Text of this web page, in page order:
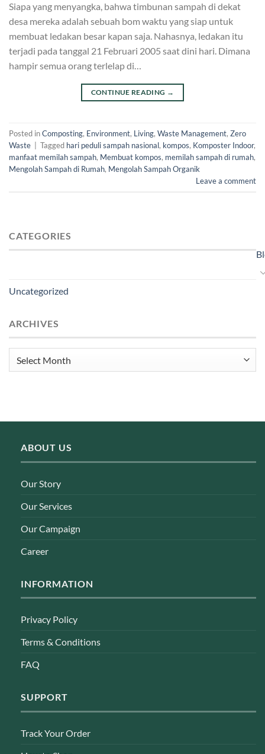
Siapa yang menyangka, bahwa timbunan sampah di dekat
desa mereka adalah sebuah bom waktu yang siap untuk
membuat ledakan besar kapan saja. Nahasnya, ledakan itu
terjadi pada tanggal 21 Februari 2005 saat dini hari. Dimana
hampir semua orang terlelap di…
CONTINUE READING →
Posted inComposting, Environment, Living, Waste Management, Zero
Waste
Tagged hari peduli sampah nasional, kompos, Komposter Indoor,
manfaat memilah sampah, Membuat kompos, memilah sampah di rumah,
Mengolah Sampah di Rumah, Mengolah Sampah Organik
Leave a comment
CATEGORIES
Uncategorized
ARCHIVES
Archives
ABOUT US
Our Story
Our Services
Our Campaign
Career
INFORMATION
Privacy Policy
Terms & Conditions
FAQ
SUPPORT
Track Your Order